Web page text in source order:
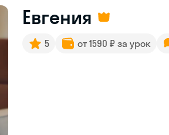
Евгения
5 от 1590 ₽ за урок